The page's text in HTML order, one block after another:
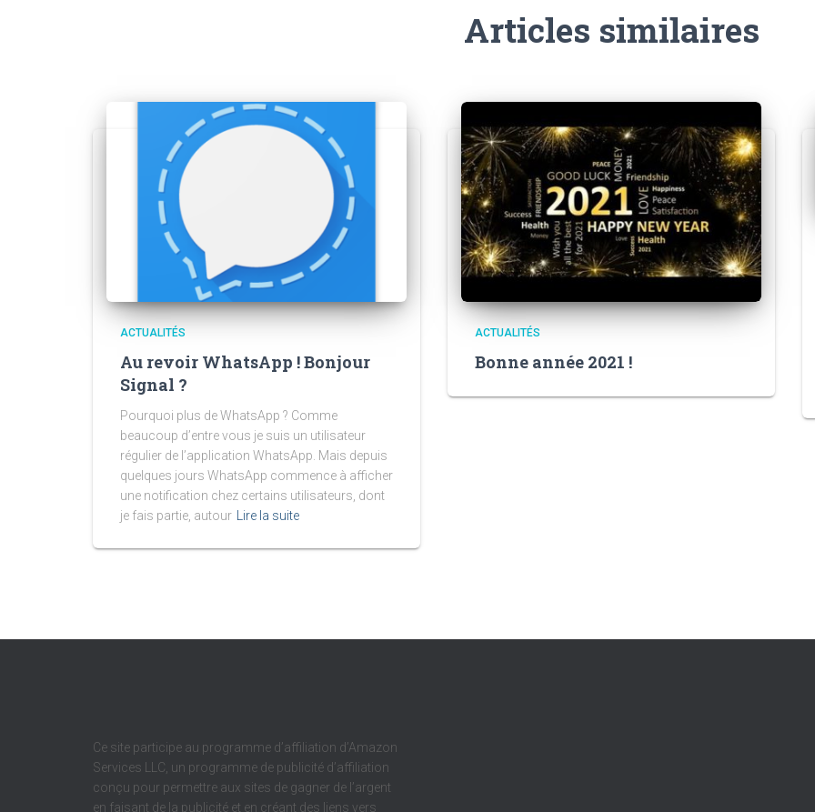
Articles similaires
ACTUALITÉS
Au revoir WhatsApp ! Bonjour
Signal ?
Pourquoi plus de WhatsApp ? Comme
beaucoup d’entre vous je suis un utilisateur
régulier de l’application WhatsApp. Mais depuis
quelques jours WhatsApp commence à afficher
une notification chez certains utilisateurs, dont
je fais partie, autour
Lire la suite
ACTUALITÉS
Bonne année 2021 !
Ce site participe au programme d’affiliation d’Amazon
Services LLC, un programme de publicité d’affiliation
conçu pour permettre aux sites de gagner de l’argent
en faisant de la publicité et en créant des liens vers